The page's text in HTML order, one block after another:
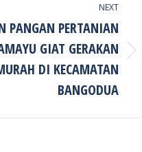
NEXT
PANGAN PERTANIAN
GIAT GERAKAN
DI KECAMATAN
BANGODUA